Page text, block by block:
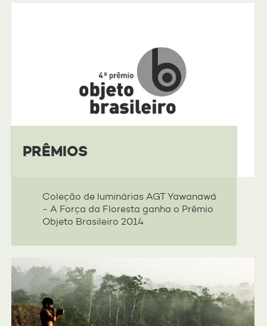
IMPRENSA
+
PRÊMIOS
Coleção de luminárias AGT Yawanawá
- A Força da Floresta ganha o Prêmio
Objeto Brasileiro 2014